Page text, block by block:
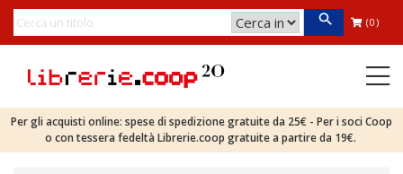
(0)
Per gli acquisti online: spese di spedizione gratuite da 25€ - Per i soci Coop
o con tessera fedeltà Librerie.coop gratuite a partire da 19€.